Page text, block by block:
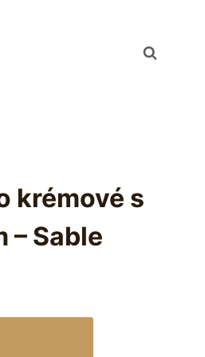
krémové s
– Sable